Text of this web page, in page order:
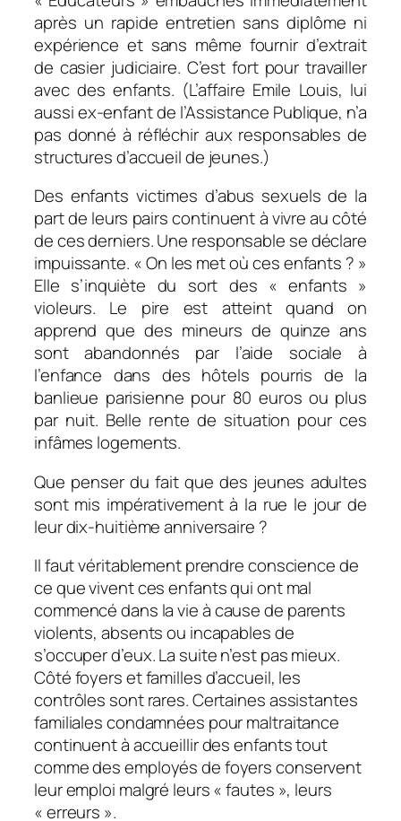
après un rapide entretien sans diplôme ni
expérience et sans même fournir d’extrait
de casier judiciaire. C’est fort pour travailler
avec des enfants. (L’affaire Emile Louis, lui
aussi ex-enfant de l’Assistance Publique, n’a
pas donné à réfléchir aux responsables de
structures d’accueil de jeunes.)
Des enfants victimes d’abus sexuels de la
part de leurs pairs continuent à vivre au côté
de ces derniers. Une responsable se déclare
impuissante. « On les met où ces enfants ? »
Elle s’inquiète du sort des « enfants »
violeurs. Le pire est atteint quand on
apprend que des mineurs de quinze ans
sont abandonnés par l’aide sociale à
l’enfance dans des hôtels pourris de la
banlieue parisienne pour 80 euros ou plus
par nuit. Belle rente de situation pour ces
infâmes logements.
Que penser du fait que des jeunes adultes
sont mis impérativement à la rue le jour de
leur dix-huitième anniversaire ?
Il faut véritablement prendre conscience de
ce que vivent ces enfants qui ont mal
commencé dans la vie à cause de parents
violents, absents ou incapables de
s’occuper d’eux. La suite n’est pas mieux.
Côté foyers et familles d’accueil, les
contrôles sont rares. Certaines assistantes
familiales condamnées pour maltraitance
continuent à accueillir des enfants tout
comme des employés de foyers conservent
leur emploi malgré leurs « fautes », leurs
« erreurs ».